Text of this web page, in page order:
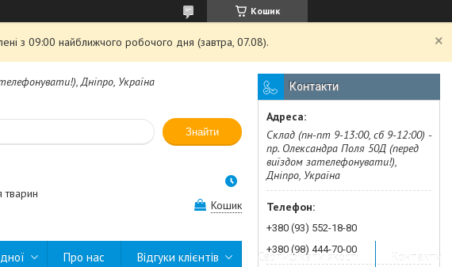
Кошик
з 09:00 найближчого робочого дня (завтра, 07.08).
Дніпро, Україна
Знайти
Кошик
Про нас Відгуки клієнтів Сертифікати якості Контакти
Контакти
Склад (пн-пт 9-13:00, сб 9-12:00) -
пр. Олександра Поля 50Д (перед
виїздом зателефонувати!),
Дніпро, Україна
+380 (93) 552-18-80
+380 (98) 444-70-00